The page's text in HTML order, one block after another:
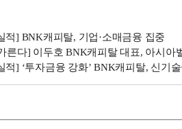
적] BNK캐피탈, 기업·소매금융 집중
른다] 이두호 BNK캐피탈 대표, 아시아
적] ‘투자금융 강화’ BNK캐피탈, 신기